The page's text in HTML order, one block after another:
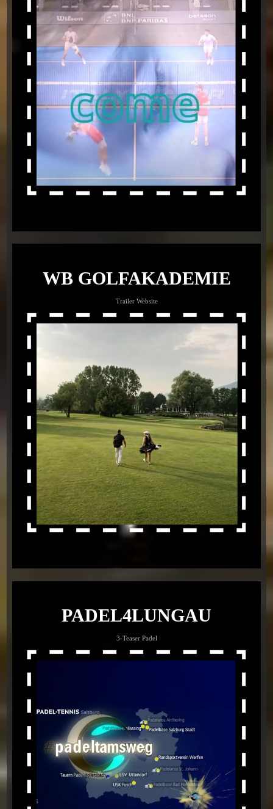
WB GOLFAKADEMIE
Trailer Website
PADEL4LUNGAU
3-Teaser Padel